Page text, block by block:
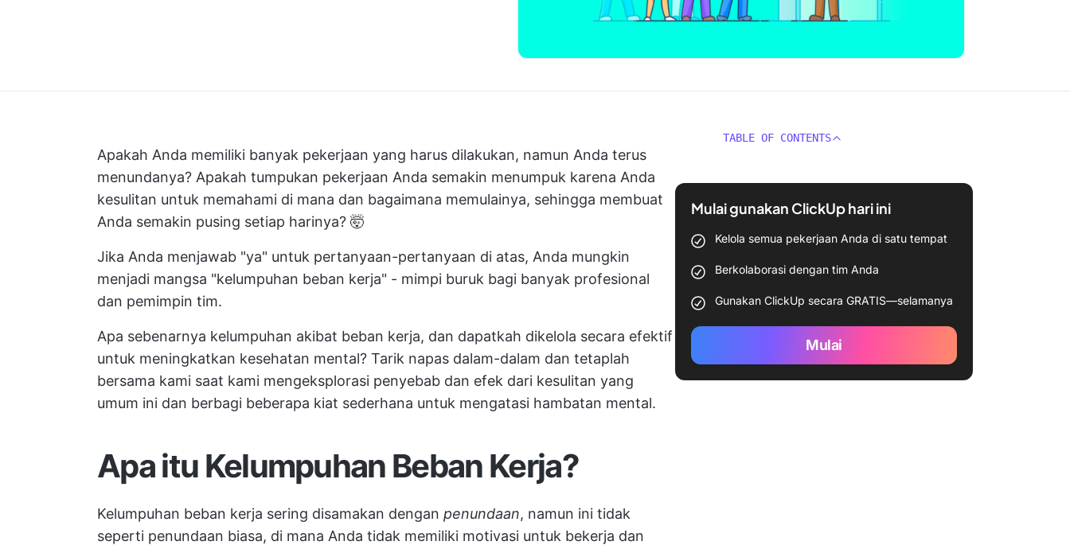
Apakah Anda memiliki banyak pekerjaan yang harus dilakukan, namun Anda terus
menundanya? Apakah tumpukan pekerjaan Anda semakin menumpuk karena Anda
kesulitan untuk memahami di mana dan bagaimana memulainya, sehingga membuat
Anda semakin pusing setiap harinya? 🤯
Jika Anda menjawab "ya" untuk pertanyaan-pertanyaan di atas, Anda mungkin
menjadi mangsa "kelumpuhan beban kerja" - mimpi buruk bagi banyak profesional
dan pemimpin tim.
Apa sebenarnya kelumpuhan akibat beban kerja, dan dapatkah dikelola secara efektif
untuk meningkatkan kesehatan mental? Tarik napas dalam-dalam dan tetaplah
bersama kami saat kami mengeksplorasi penyebab dan efek dari kesulitan yang
umum ini dan berbagi beberapa kiat sederhana untuk mengatasi hambatan mental.
Apa itu Kelumpuhan Beban Kerja?
Kelumpuhan beban kerja sering disamakan dengan penundaan, namun ini tidak
seperti penundaan biasa, di mana Anda tidak memiliki motivasi untuk bekerja dan
TABLE OF CONTENTS
Mulai gunakan ClickUp hari ini
Kelola semua pekerjaan Anda di satu tempat
Berkolaborasi dengan tim Anda
Gunakan ClickUp secara GRATIS—selamanya
Mulai